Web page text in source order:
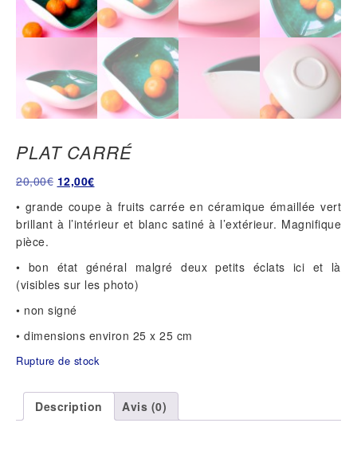
PLAT CARRÉ
20,00€ Le
initial
était :
12,00€Le
actuel
est :
• grande coupe à fruits carrée en céramique émaillée vert
brillant à l’intérieur et blanc satiné à l’extérieur. Magnifique
pièce.
• bon état général malgré deux petits éclats ici et là
(visibles sur les photo)
• non signé
• dimensions environ 25 x 25 cm
Rupture de stock
Description Avis (0)